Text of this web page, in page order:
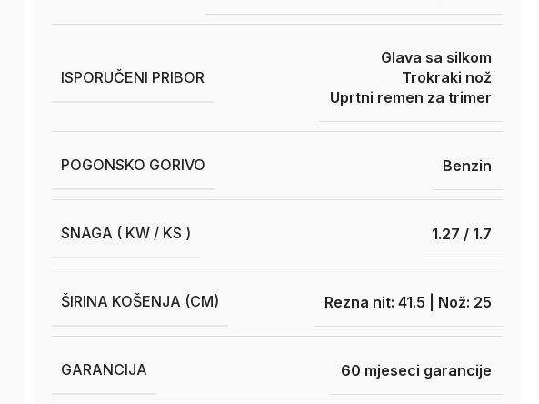
ISPORUČENI PRIBOR
Glava sa silkom
Trokraki nož
Uprtni remen za trimer
POGONSKO GORIVO Benzin
SNAGA ( KW / KS ) 1.27 / 1.7
ŠIRINA KOŠENJA (CM) Rezna nit: 41.5 | Nož: 25
GARANCIJA 60 mjeseci garancije